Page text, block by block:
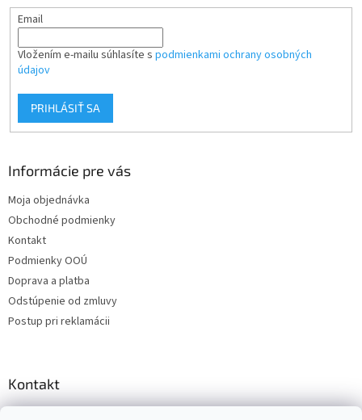
Email
Vložením e-mailu súhlasíte s podmienkami ochrany osobných
údajov
PRIHLÁSIŤ SA
Informácie pre vás
Moja objednávka
Obchodné podmienky
Kontakt
Podmienky OOÚ
Doprava a platba
Odstúpenie od zmluvy
Postup pri reklamácii
Kontakt